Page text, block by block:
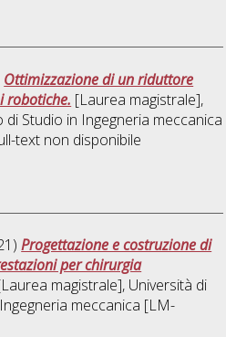
Ottimizzazione di un riduttore
robotiche. [Laurea magistrale],
di Studio in Ingegneria meccanica
text non disponibile
Progettazione e costruzione di
per chirurgia
magistrale], Università di
Ingegneria meccanica [LM-